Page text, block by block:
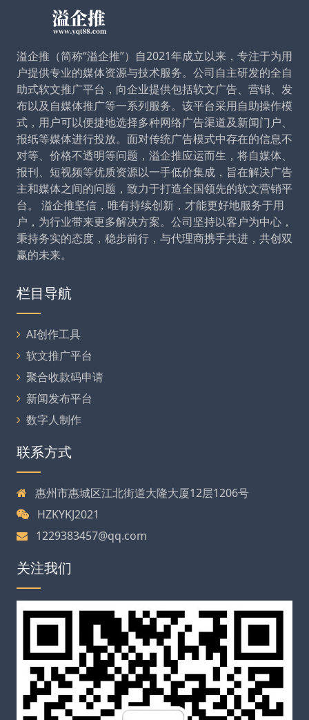
溢企推（简称“溢企推”）自2021年成立以来，专注于为用
户提供专业的媒体资源与技术服务。公司自主研发的全自
助式软文推广平台，向企业提供包括软文广告、营销、发
布以及自媒体推广等一系列服务。该平台采用自助操作模
式，用户可以便捷地选择多种网络广告渠道及新闻门户、
报纸等媒体进行投放。面对传统广告模式中存在的信息不
对等、价格不透明等问题，溢企推应运而生，将自媒体、
报刊、短视频等优质资源以一手低价集成，旨在解决广告
主和媒体之间的问题，致力于打造全国领先的软文营销平
台。 溢企推坚信，唯有持续创新，才能更好地服务于用
户，为行业带来更多解决方案。公司坚持以客户为中心，
秉持务实的态度，稳步前行，与代理商携手共进，共创双
赢的未来。
栏目导航
AI创作工具
软文推广平台
聚合收款码申请
新闻发布平台
数字人制作
联系方式
惠州市惠城区江北街道大隆大厦12层1206号
HZKYKJ2021
1229383457@qq.com
关注我们